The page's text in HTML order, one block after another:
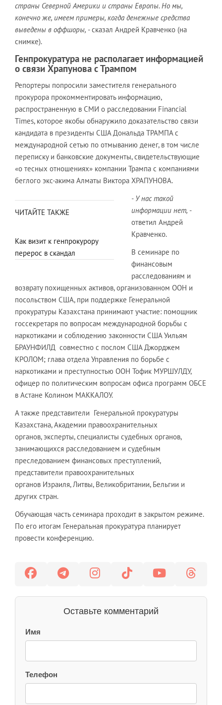
страны Северной Америки и страны Европы. Но мы,
конечно же, имеем примеры, когда денежные средства
выведены в оффшоры, - сказал Андрей Кравченко (на
снимке).
Генпрокуратура не располагает информацией
о связи Храпунова с Трампом
Репортеры попросили заместителя генерального
прокурора прокомментировать информацию,
распространенную в СМИ о расследовании Financial
Times, которое якобы обнаружило доказательство связи
кандидата в президенты США Дональда ТРАМПА с
международной сетью по отмыванию денег, в том числе
переписку и банковские документы, свидетельствующие
«о тесных отношениях» компании Трампа с компаниями
беглого экс-акима Алматы Виктора ХРАПУНОВА.
ЧИТАЙТЕ ТАКЖЕ
Как визит к генпрокурору
перерос в скандал
- У нас такой
информации нет, -
ответил Андрей
Кравченко.
В семинаре по
финансовым
расследованиям и
возврату похищенных активов, организованном ООН и
посольством США, при поддержке Генеральной
прокуратуры Казахстана принимают участие: помощник
госсекретаря по вопросам международной борьбы с
наркотиками и соблюдению законности США Уильям
БРАУНФИЛД совместно с послом США Джорджем
КРОЛОМ; глава отдела Управления по борьбе с
наркотиками и преступностью ООН Тофик МУРШУЛДУ,
офицер по политическим вопросам офиса программ ОБСЕ
в Астане Колином МАККАЛОУ.
А также представители Генеральной прокуратуры
Казахстана, Академии правоохранительных
органов, эксперты, специалисты судебных органов,
занимающихся расследованием и судебным
преследованием финансовых преступлений,
представители правоохранительных
органов Израиля, Литвы, Великобритании, Бельгии и
других стран.
Обучающая часть семинара проходит в закрытом режиме.
По его итогам Генеральная прокуратура планирует
провести конференцию.
Оставьте комментарий
Имя
Телефон